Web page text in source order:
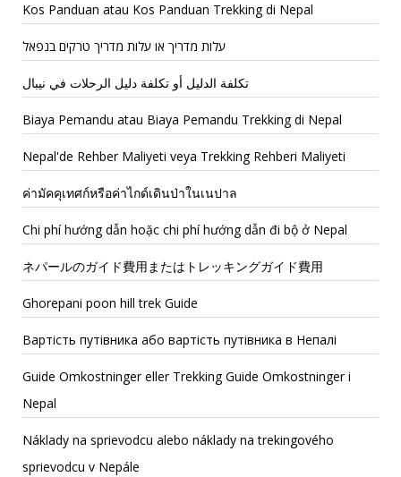
Kos Panduan atau Kos Panduan Trekking di Nepal
עלות מדריך או עלות מדריך טרקים בנפאל
Biaya Pemandu atau Biaya Pemandu Trekking di Nepal
Nepal'de Rehber Maliyeti veya Trekking Rehberi Maliyeti
ค่ามัคคุเทศก์หรือค่าไกด์เดินป่าในเนปาล
Chi phí hướng dẫn hoặc chi phí hướng dẫn đi bộ ở Nepal
ネパールのガイド費用またはトレッキングガイド費用
Ghorepani poon hill trek Guide
Вартість путівника або вартість путівника в Непалі
Guide Omkostninger eller Trekking Guide Omkostninger i
Nepal
Náklady na sprievodcu alebo náklady na trekingového
sprievodcu v Nepále